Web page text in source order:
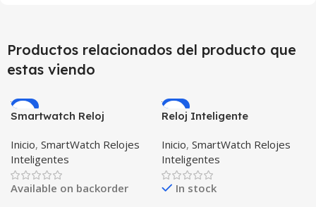
Productos relacionados del producto que
estas viendo
-9%
Smartwatch Reloj
WATCH BLACK™ (PK W34
Iwo 10 12) Compatible
Android y iPhone
Inicio, SmartWatch Relojes
Inteligentes
Available on backorder
-5%
Reloj Inteligente
Incluye Pulso y Estuche
protector – GPS
Inicio, SmartWatch Relojes
Inteligentes
In stock